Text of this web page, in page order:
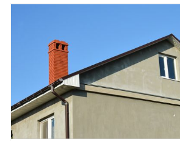
edullisempia kertalipputuotteita sekä
aikataulut löytyvät valtakunnallisesta
opas.matka.fi.